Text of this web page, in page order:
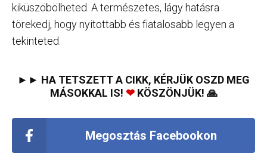
kiküszöbölheted. A természetes, lágy hatásra
törekedj, hogy nyitottabb és fiatalosabb legyen a
tekinteted.
►► HA TETSZETT A CIKK, KÉRJÜK OSZD MEG
MÁSOKKAL IS! ❤KÖSZÖNJÜK! 🙏
Megosztás Facebookon